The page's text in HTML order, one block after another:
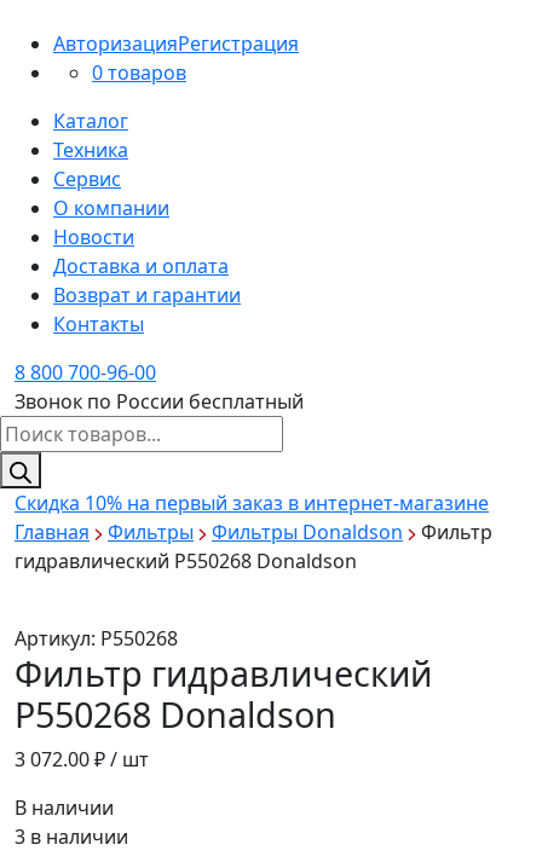
АвторизацияРегистрация
0 товаров
Каталог
Техника
Сервис
О компании
Новости
Доставка и оплата
Возврат и гарантии
Контакты
8 800 700-96-00
Звонок по России бесплатный
Поиск
товаров
Скидка 10% на первый заказ в интернет-магазине
Главная
Фильтры Фильтры Donaldson
Фильтр
гидравлический P550268 Donaldson
Артикул: P550268
Фильтр гидравлический
P550268 Donaldson
3 072.00₽ / шт
В наличии
3 в наличии